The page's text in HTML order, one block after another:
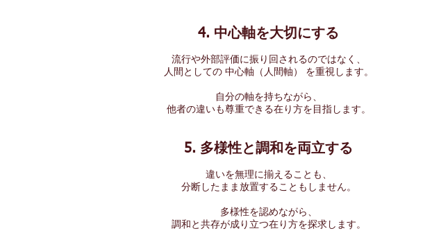
4. 中心軸を大切にする
流行や外部評価に振り回されるのではなく、
人間としての 中心軸（人間軸） を重視します。
自分の軸を持ちながら、
他者の違いも尊重できる在り方を目指します。
5. 多様性と調和を両立する
違いを無理に揃えることも、
分断したまま放置することもしません。
多様性を認めながら、
調和と共存が成り立つ在り方を探求します。